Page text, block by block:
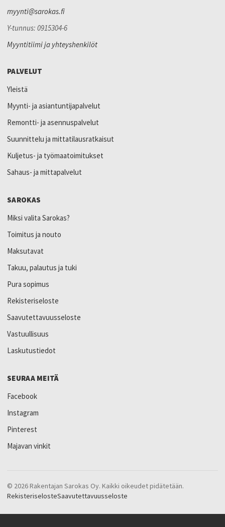
myynti@sarokas.fi
Y-tunnus: 0915304-6
Myyntitiimi ja yhteyshenkilöt
PALVELUT
Yleistä
Myynti- ja asiantuntijapalvelut
Remontti- ja asennuspalvelut
Suunnittelu ja mittatilausratkaisut
Kuljetus- ja työmaatoimitukset
Sahaus- ja mittapalvelut
SAROKAS
Miksi valita Sarokas?
Toimitus ja nouto
Maksutavat
Takuu, palautus ja tuki
Pura sopimus
Rekisteriseloste
Saavutettavuusseloste
Vastuullisuus
Laskutustiedot
SEURAA MEITÄ
Facebook
Instagram
Pinterest
Majavan vinkit
© 2026 Rakentajan Sarokas Oy. Kaikki oikeudet pidätetään.
RekisteriselosteSaavutettavuusseloste